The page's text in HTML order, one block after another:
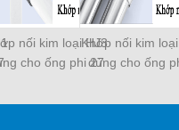
nối kim loại HJ3
cho ống phi 27
Khớp nối kim
dùng cho ống